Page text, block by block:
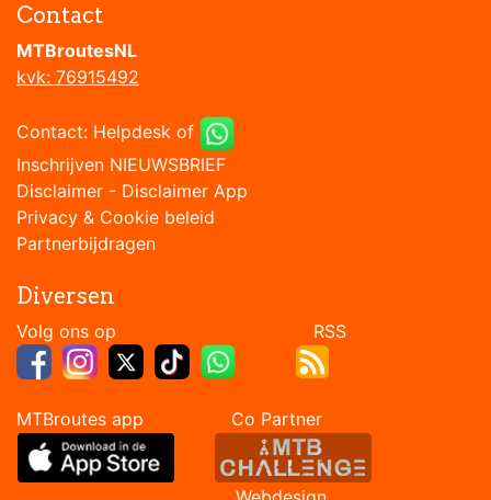
Contact
MTBroutesNL
kvk: 76915492
Contact: Helpdesk of
Inschrijven NIEUWSBRIEF
Disclaimer - Disclaimer App
Privacy & Cookie beleid
Partnerbijdragen
Diversen
Volg ons op RSS
MTBroutes app Co Partner